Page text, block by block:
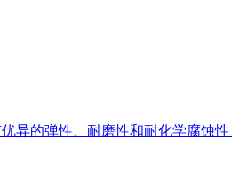
异的弹性、耐磨性和耐化学腐蚀